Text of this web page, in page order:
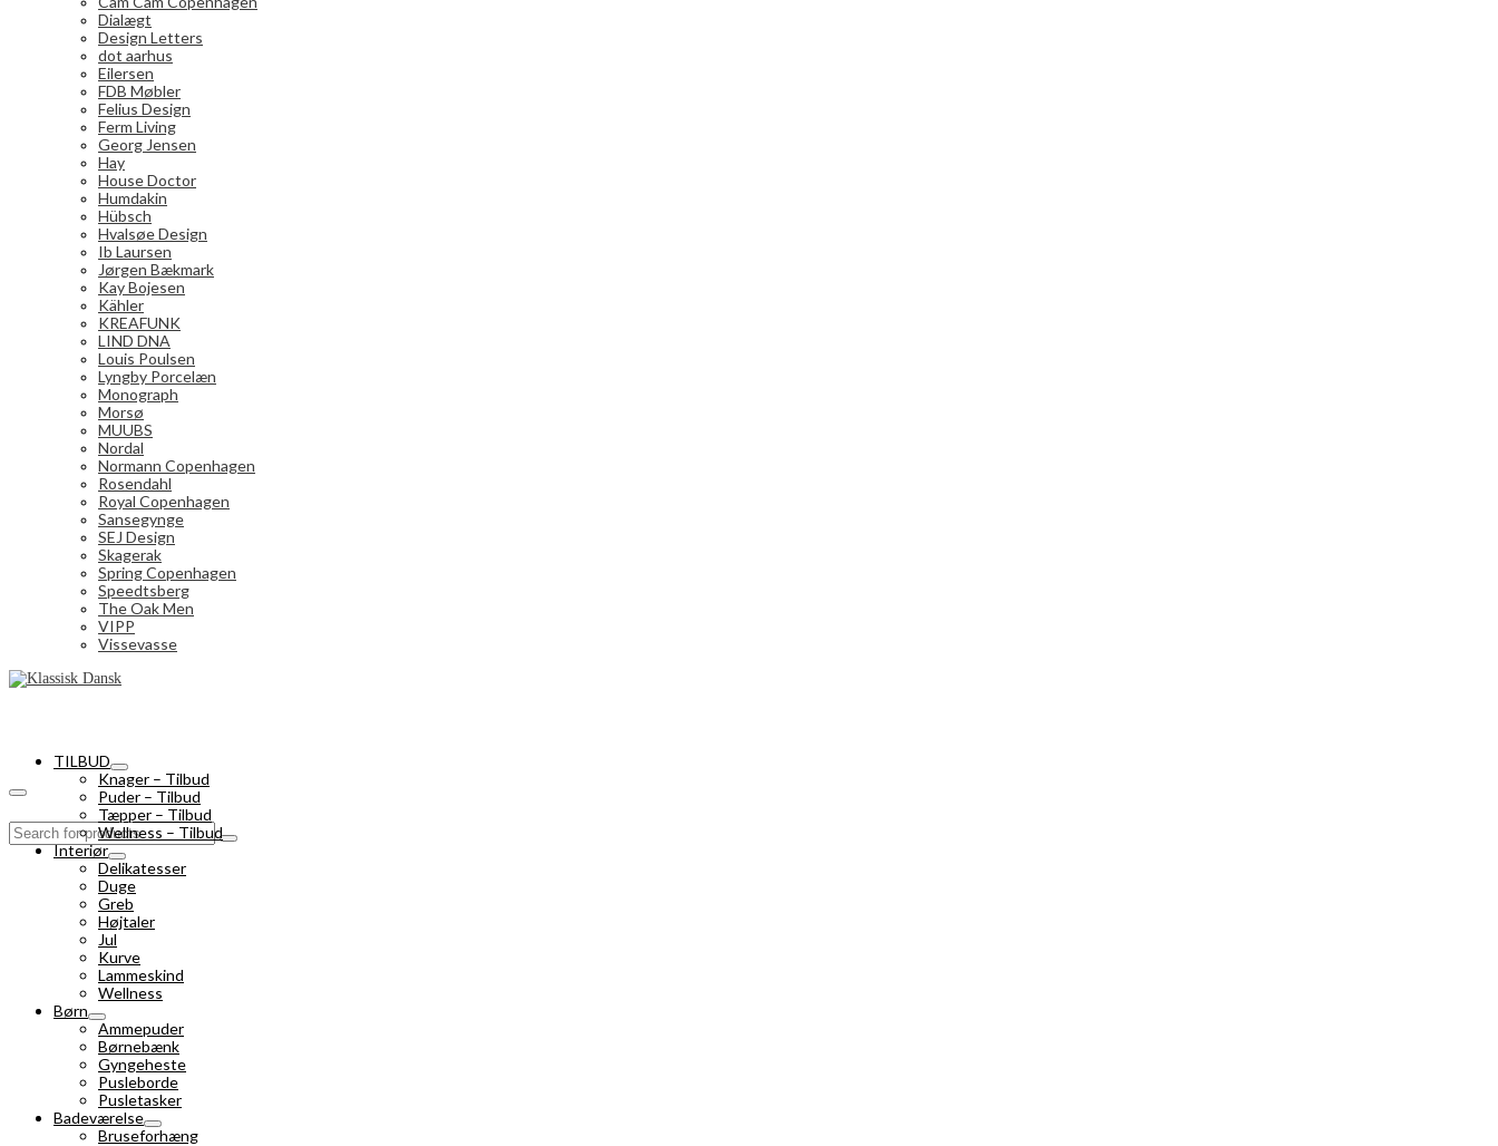
Dialægt
Design Letters
dot aarhus
Eilersen
FDB Møbler
Felius Design
Ferm Living
Georg Jensen
Hay
House Doctor
Humdakin
Hübsch
Hvalsøe Design
Ib Laursen
Jørgen Bækmark
Kay Bojesen
Kähler
KREAFUNK
LIND DNA
Louis Poulsen
Lyngby Porcelæn
Monograph
Morsø
MUUBS
Nordal
Normann Copenhagen
Rosendahl
Royal Copenhagen
Sansegynge
SEJ Design
Skagerak
Spring Copenhagen
Speedtsberg
The Oak Men
VIPP
Vissevasse
Search
for:
TILBUD
Knager – Tilbud
Puder – Tilbud
Tæpper – Tilbud
Wellness – Tilbud
Interiør
Delikatesser
Duge
Greb
Højtaler
Jul
Kurve
Lammeskind
Wellness
Børn
Ammepuder
Børnebænk
Gyngeheste
Pusleborde
Pusletasker
Badeværelse
Bruseforhæng